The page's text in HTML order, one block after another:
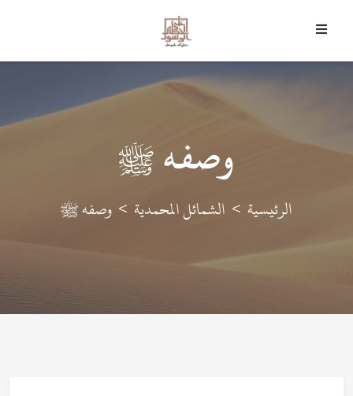
وَمَا أَرْسَلْنَاكَ إِلا رَحْمَةً لِلْعَالَمِينَ
وصفه ﷺ
الرئيسية الشمائل المحمدية وصفه ﷺ